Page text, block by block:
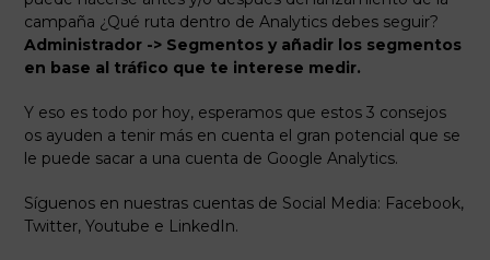
campaña ¿Qué ruta dentro de Analytics debes seguir?
Administrador -> Segmentos y añadir los segmentos
en base al tráfico que te interese medir.
Y eso es todo por hoy, esperamos que estos 3 consejos
os ayuden a tenir más en cuenta el gran potencial que se
le puede sacar a una cuenta de Google Analytics.
Síguenos en nuestras cuentas de Social Media: Facebook,
Twitter, Youtube e LinkedIn.